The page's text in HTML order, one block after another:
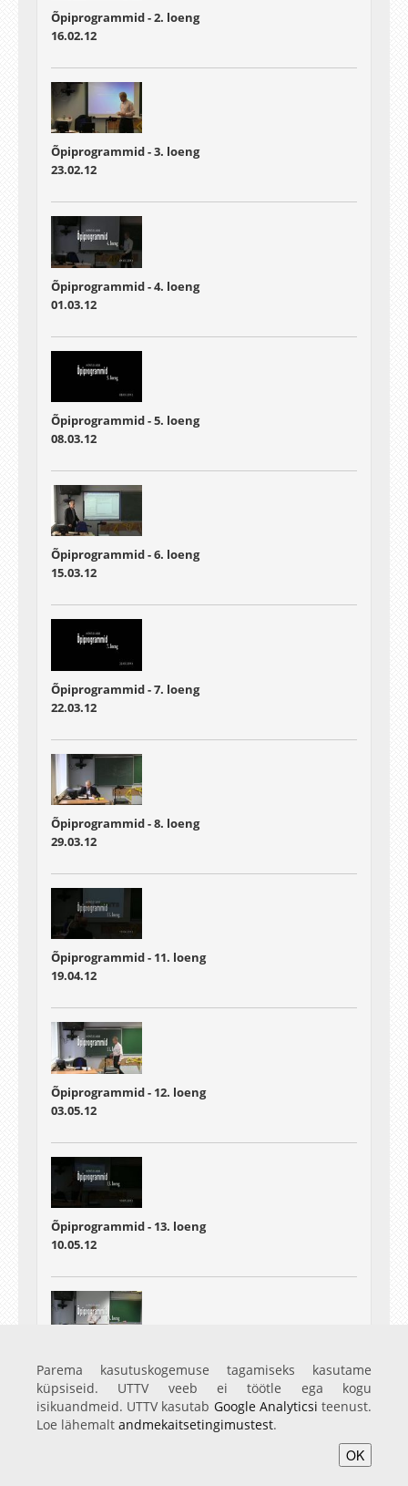
Õpiprogrammid - 2. loeng
16.02.12
Õpiprogrammid - 3. loeng
23.02.12
Õpiprogrammid - 4. loeng
01.03.12
Õpiprogrammid - 5. loeng
08.03.12
Õpiprogrammid - 6. loeng
15.03.12
Õpiprogrammid - 7. loeng
22.03.12
Õpiprogrammid - 8. loeng
29.03.12
Õpiprogrammid - 11. loeng
19.04.12
Õpiprogrammid - 12. loeng
03.05.12
Õpiprogrammid - 13. loeng
10.05.12
17.05.12
Parema kasutuskogemuse tagamiseks kasutame
küpsiseid. UTTV veeb ei töötle ega kogu
isikuandmeid. UTTV kasutab Google Analyticsi teenust.
Loe lähemalt andmekaitsetingimustest.
OK